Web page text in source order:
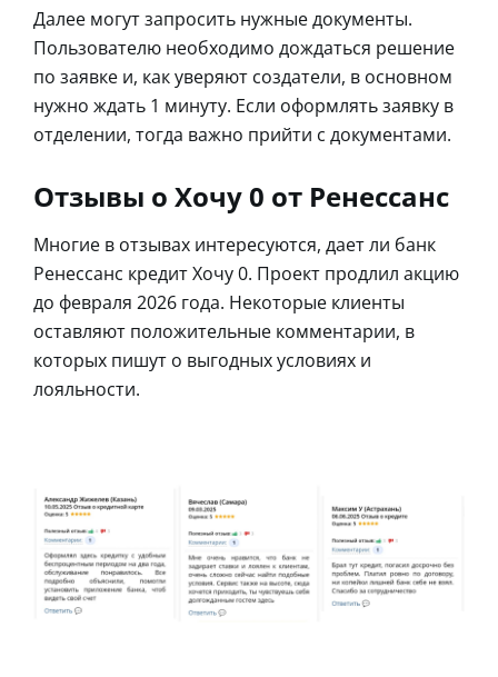
Далее могут запросить нужные документы.
Пользователю необходимо дождаться решение
по заявке и, как уверяют создатели, в основном
нужно ждать 1 минуту. Если оформлять заявку в
отделении, тогда важно прийти с документами.
Отзывы о Хочу 0 от Ренессанс
Многие в отзывах интересуются, дает ли банк
Ренессанс кредит Хочу 0. Проект продлил акцию
до февраля 2026 года. Некоторые клиенты
оставляют положительные комментарии, в
которых пишут о выгодных условиях и
лояльности.